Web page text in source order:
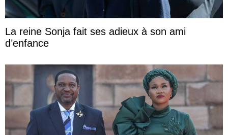
La reine Sonja fait ses adieux à son ami
d’enfance